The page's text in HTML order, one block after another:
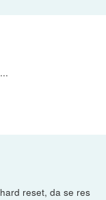
reset, da se res